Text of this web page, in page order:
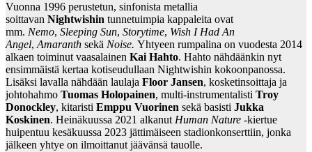
Vuonna 1996 perustetun, sinfonista metallia
soittavan Nightwishin tunnetuimpia kappaleita ovat
mm. Nemo, Sleeping Sun, Storytime, Wish I Had An
Angel, Amaranth sekä Noise. Yhtyeen rumpalina on vuodesta 2014
alkaen toiminut vaasalainen Kai Hahto. Hahto nähdäänkin nyt
ensimmäistä kertaa kotiseudullaan Nightwishin kokoonpanossa.
Lisäksi lavalla nähdään laulaja Floor Jansen, kosketinsoittaja ja
johtohahmo Tuomas Holopainen, multi-instrumentalisti Troy
Donockley, kitaristi Emppu Vuorinen sekä basisti Jukka
Koskinen. Heinäkuussa 2021 alkanut Human Nature -kiertue
huipentuu kesäkuussa 2023 jättimäiseen stadionkonserttiin, jonka
jälkeen yhtye on ilmoittanut jäävänsä tauolle.